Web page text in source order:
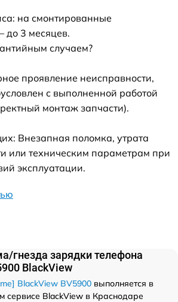
на смонтированные
3 месяцев.
случаем?
проявление неисправности,
с выполненной работой
монтаж запчасти).
Внезапная поломка, утрата
или техническим параметрам при
эксплуатации.
гнезда зарядки телефона
BlackView
BlackView BV5900 выполняется в
сервисе BlackView в Краснодаре